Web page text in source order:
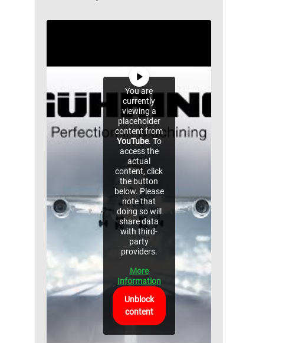
You are
currently
viewing a
placeholder
content from
YouTube. To
access the
actual
content, click
the button
below. Please
note that
doing so will
share data
with third-
party
providers.
More
Information
Unblock
content